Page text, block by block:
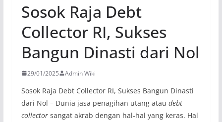
Sosok Raja Debt
Collector RI, Sukses
Bangun Dinasti dari Nol
29/01/2025 Admin Wiki
Sosok Raja Debt Collector RI, Sukses Bangun Dinasti
dari Nol – Dunia jasa penagihan utang atau debt
collectorsangat akrab dengan hal-hal yang keras. Hal